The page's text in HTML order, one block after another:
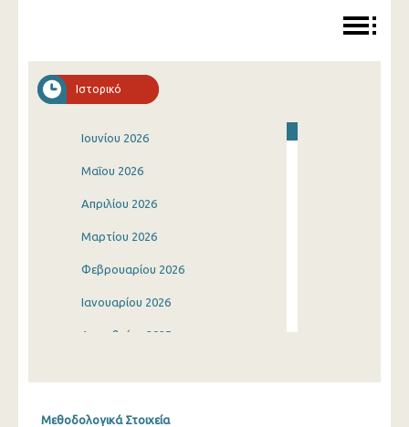
Ιστορικό
Ιουνίου 2026
Μαΐου 2026
Απριλίου 2026
Μαρτίου 2026
Φεβρουαρίου 2026
Ιανουαρίου 2026
Δεκεμβρίου 2025
Μεθοδολογικά Στοιχεία